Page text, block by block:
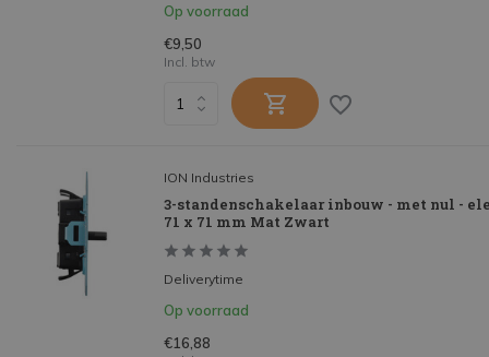
Op voorraad
€9,50
Incl. btw
ION Industries
3-standenschakelaar inbouw - met nul -
71 x 71 mm Mat Zwart
Deliverytime
Op voorraad
€16,88